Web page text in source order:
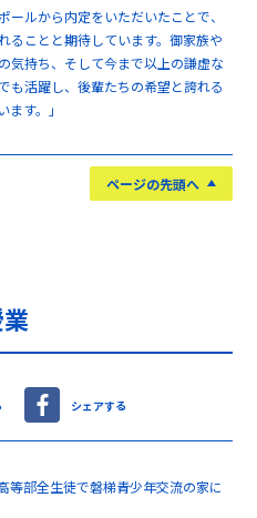
ルから内定をいただいたことで、
ることと期待しています。御家族や
気持ち、そして今まで以上の謙虚な
も活躍し、後輩たちの希望と誇れる
す。」
ページの先頭へ
シェアする
等部全生徒で磐梯青少年交流の家に